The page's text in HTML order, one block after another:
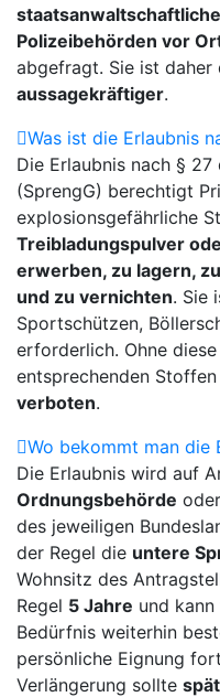
Polizeibehörden vor
abgefragt. Sie ist daher
aussagekräftiger.
Was ist die Erlaubnis
Die Erlaubnis nach §
(SprengG) berechtigt
explosionsgefährliche
Treibladungspulver
erwerben, zu lagern,
und zu vernichten. Sie
Sportschützen,
erforderlich. Ohne
entsprechenden
verboten.
Wo bekommt man die
Die Erlaubnis wird auf
Ordnungsbehörde
des jeweiligen
der Regel die untere
Wohnsitz des
Regel 5 Jahre und kann
Bedürfnis weiterhin
persönliche Eignung
Verlängerung sollte